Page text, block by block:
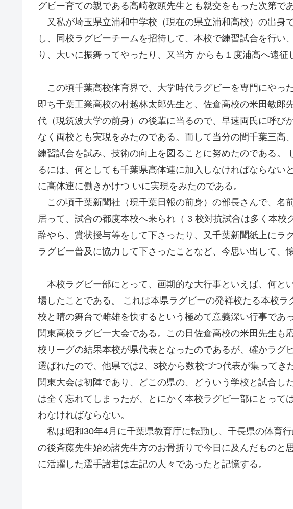
グビー育ての親である高崎教頭先生とも親交をもった次第であ
又私が埼玉県立浦和中学校（現在の県立浦和高校）の出身
し、同校ラグビーチームを招待して、本校で練習試合を行い
り、大いに振舞ってやったり、又当方 からも１度浦高へ遠征
この頃千葉高校体育界で、大学時代ラグビーを専門にやっ
即ち千葉工業高校の村越林太郎先生と、佐倉高校の米田敏郎
代（現筑波大学の前身）の後輩に当るので、早速両氏に呼び
なく両校とも実現をみたのである。而して当分の間千葉三高
練習試合を試み、技術の向上を図ることに努めたのである。
るには、何としても千葉県高体連に加入しなければならない
に高体連に働きかけつ いに実現をみたのである。
この頃千葉新聞社（現千葉日報の前身）の部長さんで、名
居って、試合の都度本校へ来られ（ 3 校対抗試合は多く本校
辞やら、賞状授与等をして下さったり、又千葉新聞紙上にラ
ラグビー普及に協力して下さったことなど、今思い出して、
本校ラグビー部にとって、画期的な大行事といえば、何と
場したことである。 これは本県ラグビーの発祥校たる本校
校と晴の舞台で雌雄を快するという極めて意義深い行事であ
関東高校ラグビ一大会である。この日佐倉高校の米田先生も
校リーグの結果本校が県代表となったのであるが、確かラグ
選ばれたので、他県では2、3校から数校づつ代表が集ってき
関東大会は初陣であり、どこの県の、どういう学校と試合し
は全く忘れてしまったが、とにかく本校ラグビ一部にとって
わなければならない。
私は昭和30年4月に千葉県教育庁に転勤し、千長県の体育
の後斉藤先生始め諸先生方のお骨折りで今日に及んだものと
に活躍した選手諸君は左記の人々であったと記憶する。